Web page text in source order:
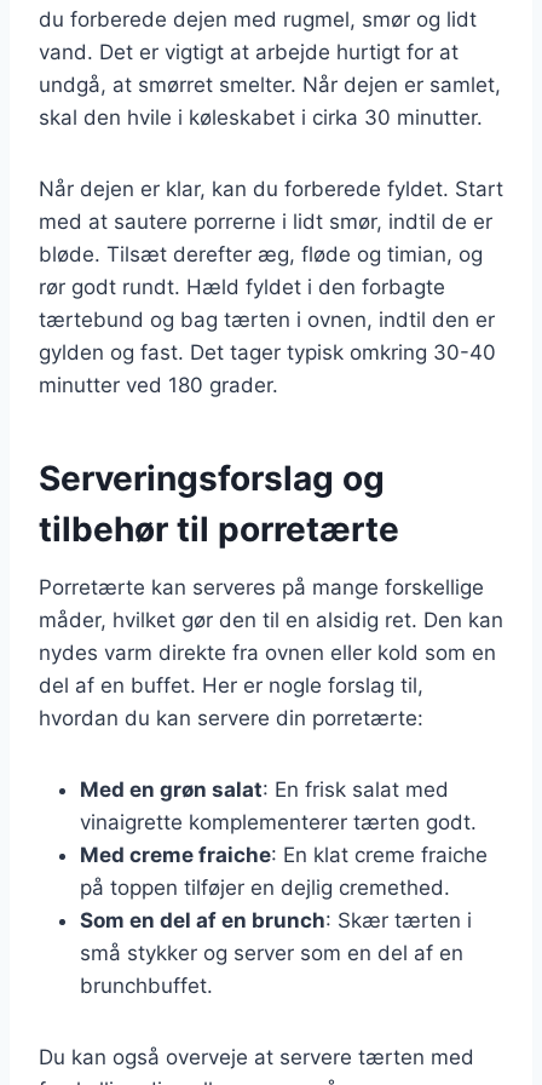
du forberede dejen med rugmel, smør og lidt
vand. Det er vigtigt at arbejde hurtigt for at
undgå, at smørret smelter. Når dejen er samlet,
skal den hvile i køleskabet i cirka 30 minutter.
Når dejen er klar, kan du forberede fyldet. Start
med at sautere porrerne i lidt smør, indtil de er
bløde. Tilsæt derefter æg, fløde og timian, og
rør godt rundt. Hæld fyldet i den forbagte
tærtebund og bag tærten i ovnen, indtil den er
gylden og fast. Det tager typisk omkring 30-40
minutter ved 180 grader.
Serveringsforslag og
tilbehør til porretærte
Porretærte kan serveres på mange forskellige
måder, hvilket gør den til en alsidig ret. Den kan
nydes varm direkte fra ovnen eller kold som en
del af en buffet. Her er nogle forslag til,
hvordan du kan servere din porretærte:
Med en grøn salat: En frisk salat med
vinaigrette komplementerer tærten godt.
Med creme fraiche: En klat creme fraiche
på toppen tilføjer en dejlig cremethed.
Som en del af en brunch: Skær tærten i
små stykker og server som en del af en
brunchbuffet.
Du kan også overveje at servere tærten med